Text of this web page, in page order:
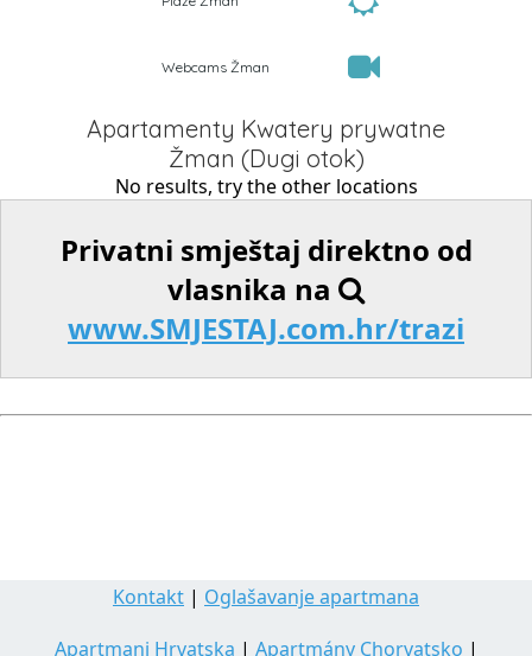
Webcams Žman
Apartamenty Kwatery prywatne
Žman (Dugi otok)
No results, try the other locations
Privatni smještaj direktno od
vlasnika na
www.SMJESTAJ.com.hr/trazi
Kontakt | Oglašavanje apartmana
Apartmani Hrvatska | Apartmány Chorvatsko |